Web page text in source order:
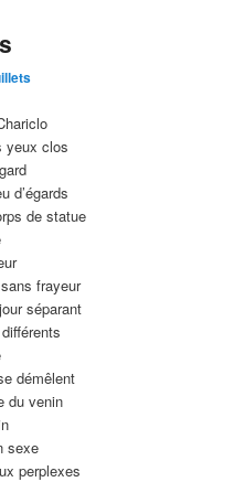
yeux clos
d’égards
de statue
frayeur
séparant
démêlent
du venin
sexe
perplexes